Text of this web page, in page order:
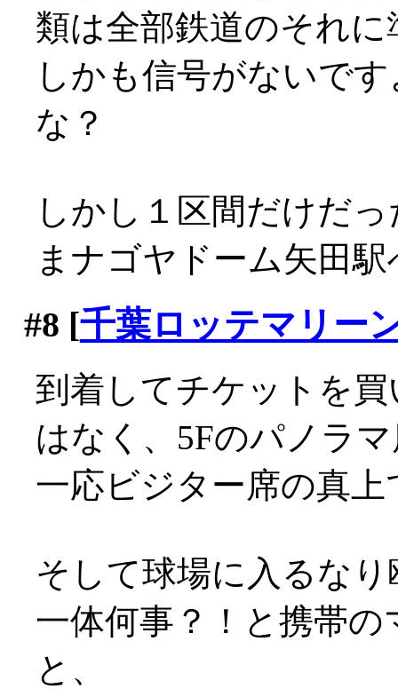
類は全部鉄道のそれ
しかも信号がないで
な？
しかし１区間だけだ
まナゴヤドーム矢田
#8 [千葉ロッテマリー
到着してチケットを
はなく、5Fのパノラ
一応ビジター席の真上
そして球場に入るな
一体何事？！と携帯
と、